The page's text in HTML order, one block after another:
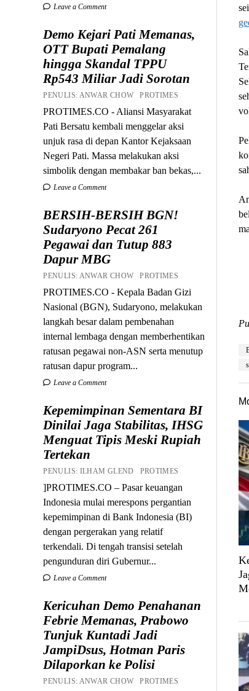
Leave a Comment
Demo Kejari Pati Memanas,
OTT Bupati Pemalang
hingga Skandal TPPU
Rp543 Miliar Jadi Sorotan
PENULIS: ANWAR CHOW PROTIMES
PROTIMES.CO - Aliansi Masyarakat
Pati Bersatu kembali menggelar aksi
unjuk rasa di depan Kantor Kejaksaan
Negeri Pati. Massa melakukan aksi
simbolik dengan membakar ban bekas,...
Leave a Comment
BERSIH-BERSIH BGN!
Sudaryono Pecat 261
Pegawai dan Tutup 883
Dapur MBG
PENULIS: ANWAR CHOW PROTIMES
PROTIMES.CO - Kepala Badan Gizi
Nasional (BGN), Sudaryono, melakukan
langkah besar dalam pembenahan
internal lembaga dengan memberhentikan
ratusan pegawai non-ASN serta menutup
ratusan dapur program...
Leave a Comment
Kepemimpinan Sementara BI
Dinilai Jaga Stabilitas, IHSG
Menguat Tipis Meski Rupiah
Tertekan
PENULIS: ILHAM GLEND PROTIMES
]PROTIMES.CO – Pasar keuangan
Indonesia mulai merespons pergantian
kepemimpinan di Bank Indonesia (BI)
dengan pergerakan yang relatif
terkendali. Di tengah transisi setelah
pengunduran diri Gubernur...
Leave a Comment
Kericuhan Demo Penahanan
Febrie Memanas, Prabowo
Tunjuk Kuntadi Jadi
JampiDsus, Hotman Paris
Dilaporkan ke Polisi
PENULIS: ANWAR CHOW PROTIMES